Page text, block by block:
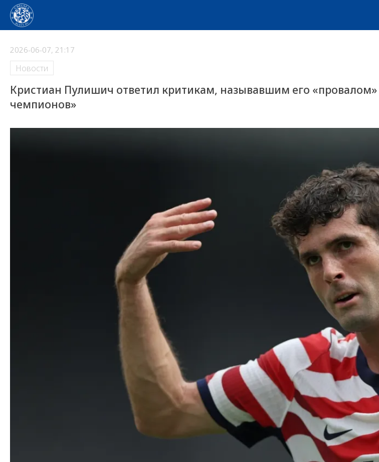
2026-06-07, 21:17
Новости
Кристиан Пулишич ответил критикам, называвшим его
чемпионов»